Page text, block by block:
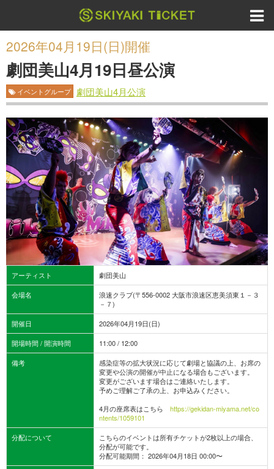
2026年04月19日(日)開催
劇団美山4月19日昼公演
イベントグループ 劇団美山4月公演
アーティスト
劇団美山
会場名
浪速クラブ(〒556-0002 大阪市浪速区恵美須東１－３
－７)
開催日
2026年04月19日(日)
開場時間 / 開演時間
11:00 / 12:00
備考
感染症等の拡大状況に応じて劇場と協議の上、お席の
変更や公演の開催が中止になる場合もございます。
変更がございます場合はご連絡いたします。
予めご理解ご了承の上、お申込みください。
4月の座席表はこちら https://gekidan-miyama.net/co
ntents/1059101
分配について
こちらのイベントは所有チケットが2枚以上の場合、
分配が可能です。
分配可能期間： 2026年04月18日 00:00〜